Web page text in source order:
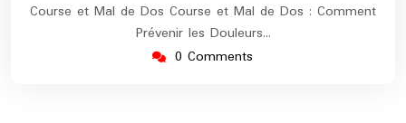
Course et Mal de Dos Course et Mal de Dos : Comment
Prévenir les Douleurs…
0 Comments